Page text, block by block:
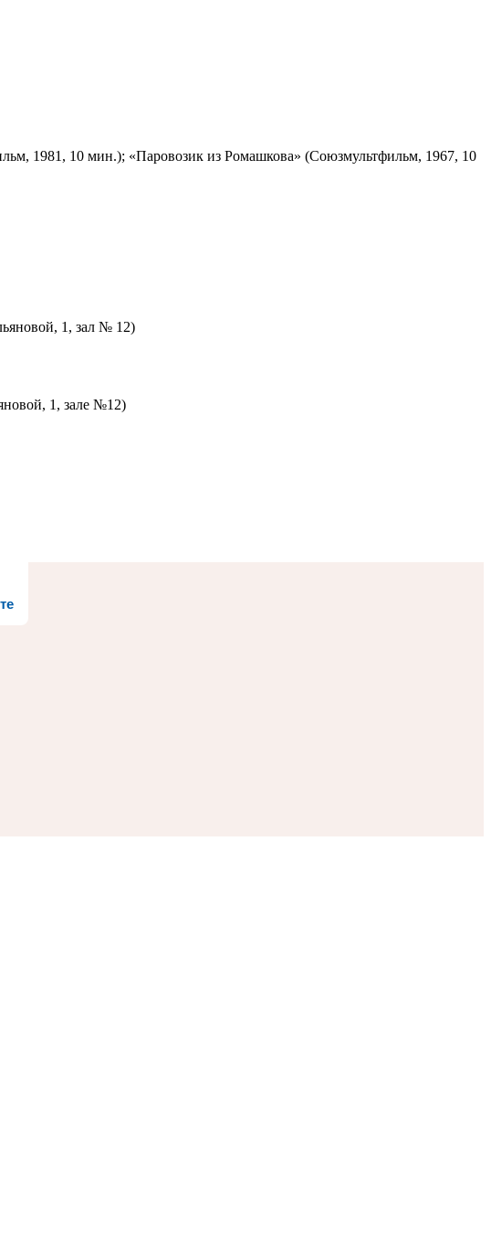
1981, 10 мин.); «Паровозик из Ромашкова» (Союзмультфильм, 1967, 10
1, зал № 12)
1, зале №12)